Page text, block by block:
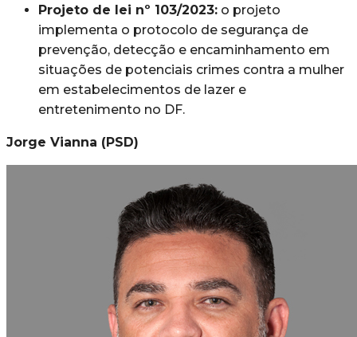
Projeto de lei nº 103/2023: o projeto
implementa o protocolo de segurança de
prevenção, detecção e encaminhamento em
situações de potenciais crimes contra a mulher
em estabelecimentos de lazer e
entretenimento no DF.
Jorge Vianna (PSD)